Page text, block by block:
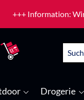
+++ Information:
Drogerie